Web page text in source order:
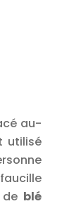
au-
utilisé
blé